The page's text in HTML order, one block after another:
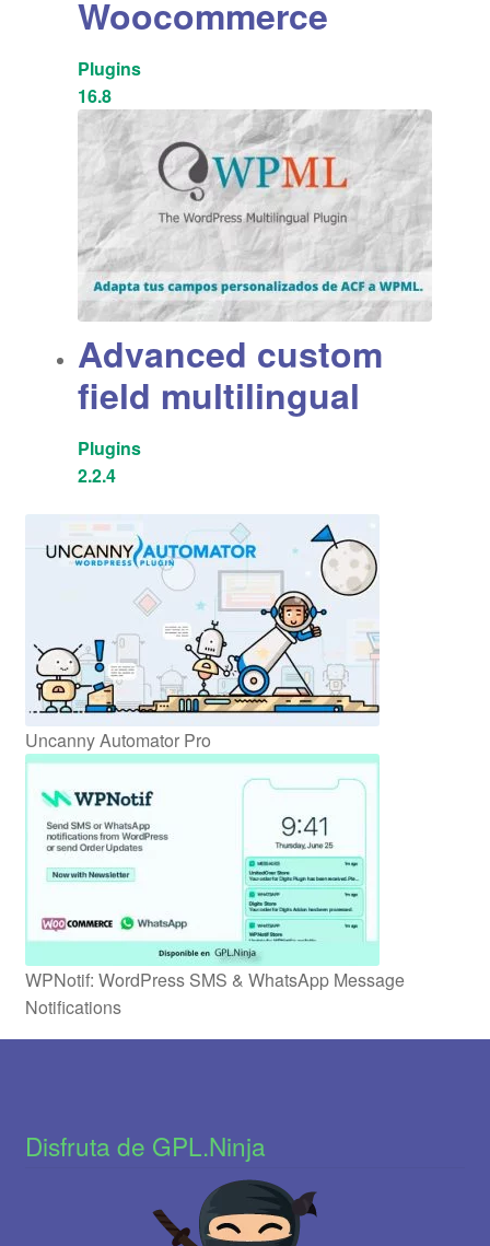
Woocommerce
Plugins
16.8
Advanced custom
field multilingual
Plugins
2.2.4
Uncanny Automator Pro
WPNotif: WordPress SMS & WhatsApp Message
Notifications
Disfruta de GPL.Ninja